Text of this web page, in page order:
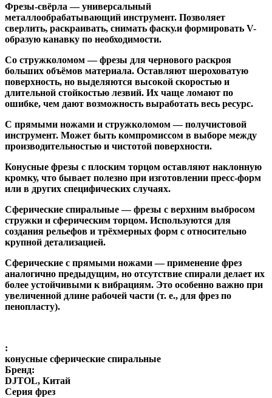
Фрезы-свёрла — универсальный
металлообрабатывающий инструмент. Позволяет
сверлить, раскраивать, снимать фаску.и формировать V-
образую канавку по необходимости.
Со стружколомом— фрезы для чернового раскроя
больших объёмов материала. Оставляют шероховатую
поверхность, но выделяются высокой скоростью и
длительной стойкостью лезвий. Их чаще ломают по
ошибке, чем дают возможность выработать весь ресурс.
С прямыми ножами и стружколомом— получистовой
инструмент. Может быть компромиссом в выборе между
производительностью и чистотой поверхности.
Конусные фрезы с плоским торцом оставляют наклонную
кромку, что бывает полезно при изготовлении пресс-форм
или в других специфических случаях.
Сферические спиральные— фрезы с верхним выбросом
стружки и сферическим торцом. Используются для
создания рельефов и трёхмерных форм с относительно
крупной детализацией.
Сферические с прямыми ножами— применение фрез
аналогично предыдущим, но отсутствие спирали делает их
более устойчивыми к вибрациям. Это особенно важно при
увеличенной длине рабочей части (т. е., для фрез по
пенопласту).
:
конусные сферические спиральные
Бренд:
DJTOL, Китай
Серия фрез